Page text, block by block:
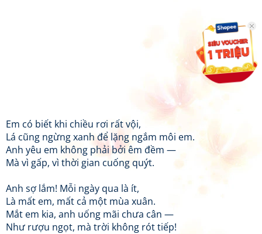
Em có biết khi chiều rơi rất vội,
Lá cũng ngừng xanh để lặng ngắm môi em.
Anh yêu em không phải bởi êm đềm —
Mà vì gấp, vì thời gian cuống quýt.
Anh sợ lắm! Mỗi ngày qua là ít,
Là mất em, mất cả một mùa xuân.
Mắt em kia, anh uống mãi chưa cân —
Như rượu ngọt, mà trời không rót tiếp!